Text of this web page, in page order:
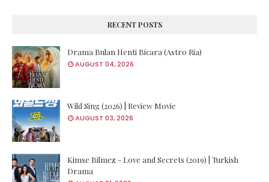
RECENT POSTS
Drama Bulan Henti Bicara (Astro Ria)
AUGUST 04, 2026
Wild Sing (2026) | Review Movie
AUGUST 03, 2026
Kimse Bilmez - Love and Secrets (2019) | Turkish
Drama